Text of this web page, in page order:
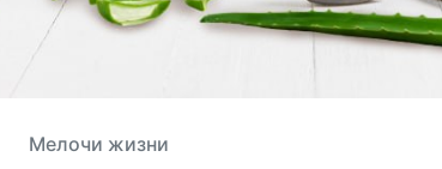
Мелочи жизни